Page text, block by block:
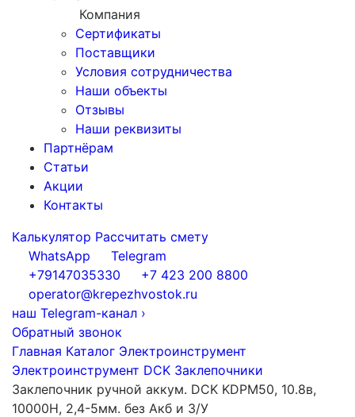
Компания
Сертификаты
Поставщики
Условия сотрудничества
Наши объекты
Отзывы
Наши реквизиты
Партнёрам
Статьи
Акции
Контакты
Калькулятор Рассчитать смету
WhatsApp
Telegram
+79147035330
+7 423 200 8800
operator@krepezhvostok.ru
наш Telegram-канал ›
Обратный звонок
Главная Каталог Электроинструмент
Электроинструмент DCK Заклепочники
Заклепочник ручной аккум. DCK KDPM50, 10.8в,
10000Н, 2,4-5мм. без Акб и З/У